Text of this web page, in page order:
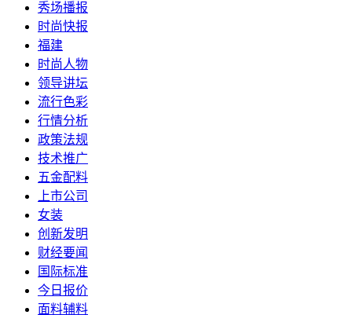
秀场播报
时尚快报
福建
时尚人物
领导讲坛
流行色彩
行情分析
政策法规
技术推广
五金配料
上市公司
女装
创新发明
财经要闻
国际标准
今日报价
面料辅料